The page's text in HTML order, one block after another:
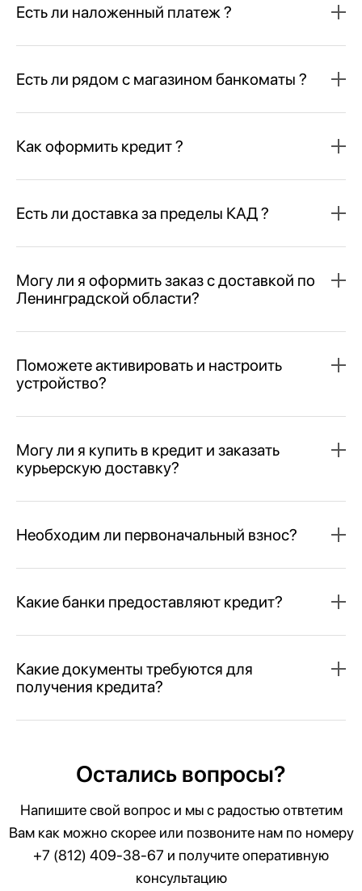
Есть ли наложенный платеж ?
Есть ли рядом с магазином банкоматы ?
Как оформить кредит ?
Есть ли доставка за пределы КАД ?
Могу ли я оформить заказ с доставкой по
Ленинградской области?
Поможете активировать и настроить
устройство?
Могу ли я купить в кредит и заказать
курьерскую доставку?
Необходим ли первоначальный взнос?
Какие банки предоставляют кредит?
Какие документы требуются для
получения кредита?
Остались вопросы?
Напишите свой вопрос и мы с радостью отвтетим
Вам как можно скорее или позвоните нам по номеру
+7 (812) 409-38-67 и получите оперативную
консультацию